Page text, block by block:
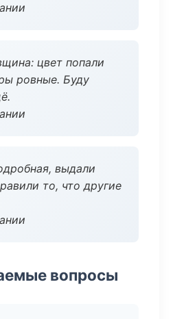
цвет попали
ровные. Буду
выдали
то, что другие
вопросы